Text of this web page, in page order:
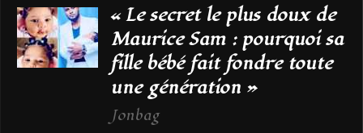
« Le secret le plus doux de
Maurice Sam : pourquoi sa
fille bébé fait fondre toute
une génération »
Jonbag